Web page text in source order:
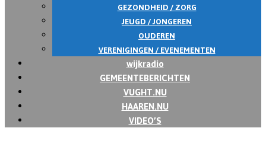
GEZONDHEID / ZORG
JEUGD / JONGEREN
OUDEREN
VERENIGINGEN / EVENEMENTEN
wijkradio
GEMEENTEBERICHTEN
VUGHT.NU
HAAREN.NU
VIDEO’S